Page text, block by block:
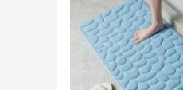
Features:
**Durable and
The Modern Square
from high-quality
setting, while the